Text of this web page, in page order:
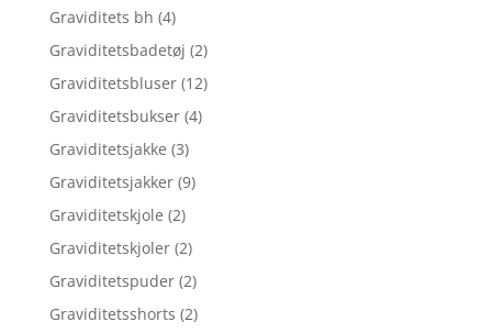
Graviditets bh (4)
Graviditetsbadetøj (2)
Graviditetsbluser (12)
Graviditetsbukser (4)
Graviditetsjakke (3)
Graviditetsjakker (9)
Graviditetskjole (2)
Graviditetskjoler (2)
Graviditetspuder (2)
Graviditetsshorts (2)